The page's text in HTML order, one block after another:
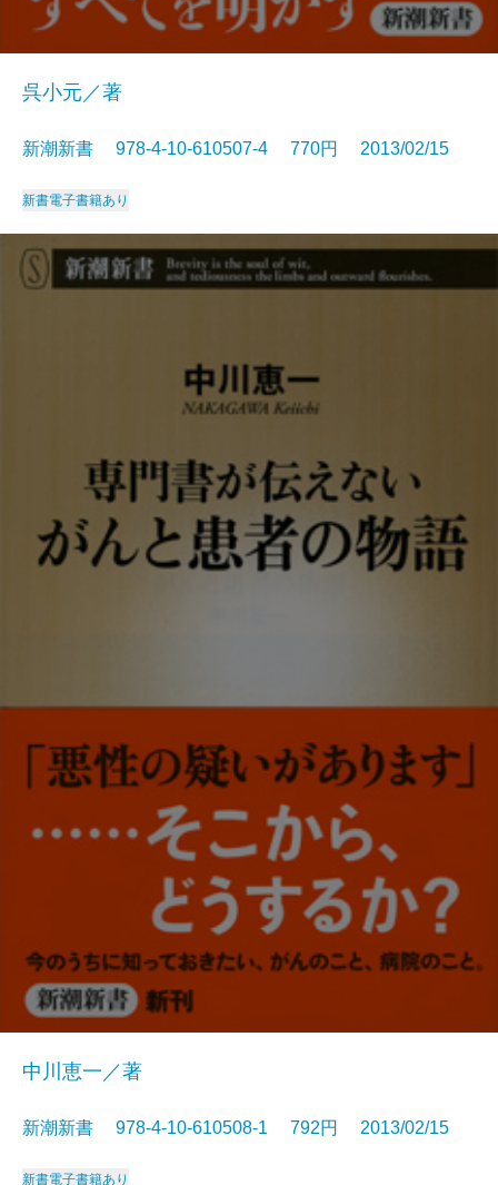
呉小元／著
新潮新書 978-4-10-610507-4 770円 2013/02/15
新書電子書籍あり
中川恵一／著
新潮新書 978-4-10-610508-1 792円 2013/02/15
新書電子書籍あり